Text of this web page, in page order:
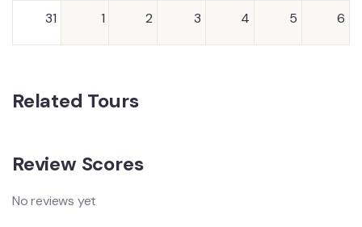
31 1 2 3 4 5 6
Related Tours
Review Scores
No reviews yet